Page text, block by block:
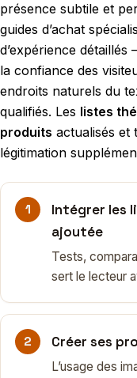
présence subtile et
guides d’achat
d’expérience
la confiance des
endroits naturels du
qualifiés. Les listes
produits actualisés et
légitimation
Intégrer les
ajoutée
Tests,
sert le lecteur
Créer ses
L’usage des